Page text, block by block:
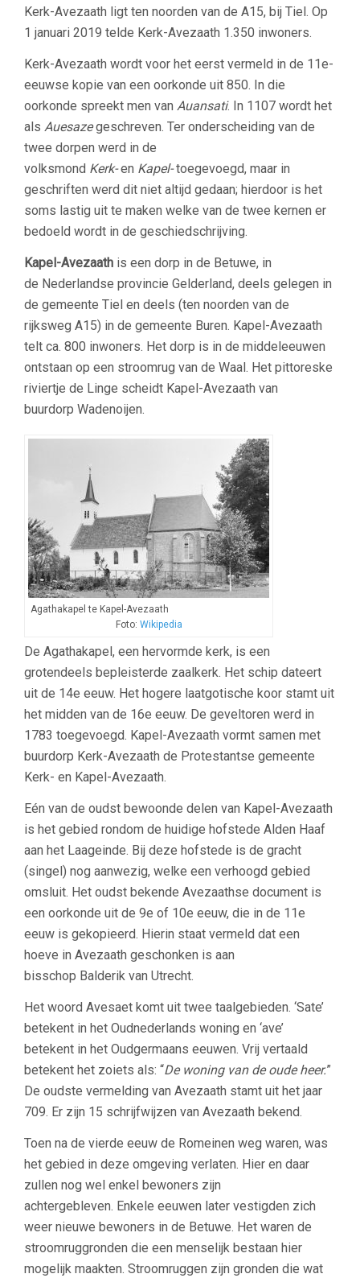
Kerk-Avezaath ligt ten noorden van de A15, bij Tiel. Op
1 januari 2019 telde Kerk-Avezaath 1.350 inwoners.
Kerk-Avezaath wordt voor het eerst vermeld in de 11e-
eeuwse kopie van een oorkonde uit 850. In die
oorkonde spreekt men van Auansati. In 1107 wordt het
als Auesazegeschreven. Ter onderscheiding van de
twee dorpen werd in de
volksmond Kerk-en Kapel-toegevoegd, maar in
geschriften werd dit niet altijd gedaan; hierdoor is het
soms lastig uit te maken welke van de twee kernen er
bedoeld wordt in de geschiedschrijving.
Kapel-Avezaath is een dorp in de Betuwe, in
de Nederlandse provincie Gelderland, deels gelegen in
de gemeente Tiel en deels (ten noorden van de
rijksweg A15) in de gemeente Buren. Kapel-Avezaath
telt ca. 800 inwoners. Het dorp is in de middeleeuwen
ontstaan op een stroomrug van de Waal. Het pittoreske
riviertje de Linge scheidt Kapel-Avezaath van
buurdorp Wadenoijen.
Agathakapel te Kapel-Avezaath
Foto: Wikipedia
De Agathakapel, een hervormde kerk, is een
grotendeels bepleisterde zaalkerk. Het schip dateert
uit de 14e eeuw. Het hogere laatgotische koor stamt uit
het midden van de 16e eeuw. De geveltoren werd in
1783 toegevoegd. Kapel-Avezaath vormt samen met
buurdorp Kerk-Avezaath de Protestantse gemeente
Kerk- en Kapel-Avezaath.
Eén van de oudst bewoonde delen van Kapel-Avezaath
is het gebied rondom de huidige hofstede Alden Haaf
aan het Laageinde. Bij deze hofstede is de gracht
(singel) nog aanwezig, welke een verhoogd gebied
omsluit. Het oudst bekende Avezaathse document is
een oorkonde uit de 9e of 10e eeuw, die in de 11e
eeuw is gekopieerd. Hierin staat vermeld dat een
hoeve in Avezaath geschonken is aan
bisschop Balderik van Utrecht.
Het woord Avesaet komt uit twee taalgebieden. ‘Sate’
betekent in het Oudnederlands woning en ‘ave’
betekent in het Oudgermaans eeuwen. Vrij vertaald
betekent het zoiets als: “De woning van de oude heer.”
De oudste vermelding van Avezaath stamt uit het jaar
709. Er zijn 15 schrijfwijzen van Avezaath bekend.
Toen na de vierde eeuw de Romeinen weg waren, was
het gebied in deze omgeving verlaten. Hier en daar
zullen nog wel enkel bewoners zijn
achtergebleven. Enkele eeuwen later vestigden zich
weer nieuwe bewoners in de Betuwe. Het waren de
stroomruggronden die een menselijk bestaan hier
mogelijk maakten. Stroomruggen zijn gronden die wat